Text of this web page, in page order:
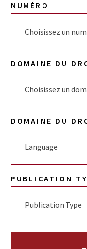
NUMÉRO
Choisissez un
DOMAINE DU
Choisissez un
DOMAINE DU
Language
PUBLICATION
Publication Type